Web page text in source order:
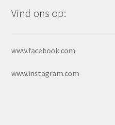
Vind ons op:
www.facebook.com
www.instagram.com